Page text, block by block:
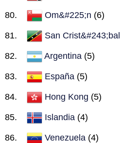
Om&#225;n (6)
San
Argentina (5)
España (5)
Hong Kong (5)
Islandia (4)
Venezuela (4)